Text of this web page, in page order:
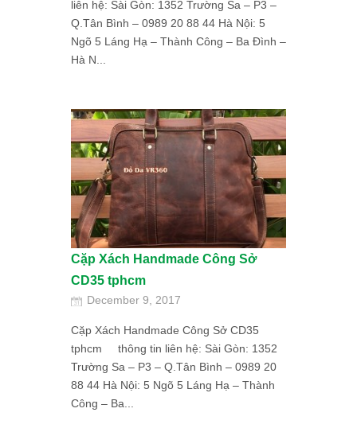
liên hệ: Sài Gòn: 1352 Trường Sa – P3 –
Q.Tân Bình – 0989 20 88 44 Hà Nội: 5
Ngõ 5 Láng Hạ – Thành Công – Ba Đình –
Hà N...
Cặp Xách Handmade Công Sở
CD35 tphcm
December 9, 2017
Cặp Xách Handmade Công Sở CD35
tphcm thông tin liên hệ: Sài Gòn: 1352
Trường Sa – P3 – Q.Tân Bình – 0989 20
88 44 Hà Nội: 5 Ngõ 5 Láng Hạ – Thành
Công – Ba...